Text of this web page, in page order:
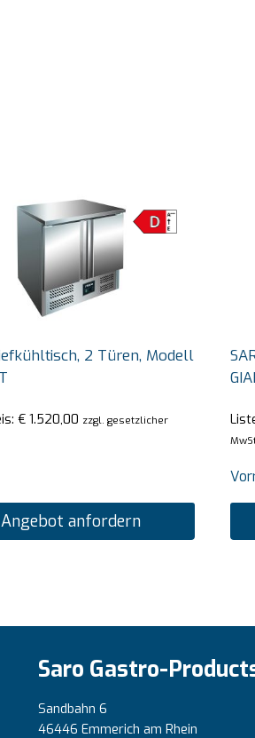
2 Türen, Modell
€1.520,00 zzgl. gesetzlicher
Angebot anfordern
Saro Gastro-
Sandbahn 6
46446 Emmerich am Rhein